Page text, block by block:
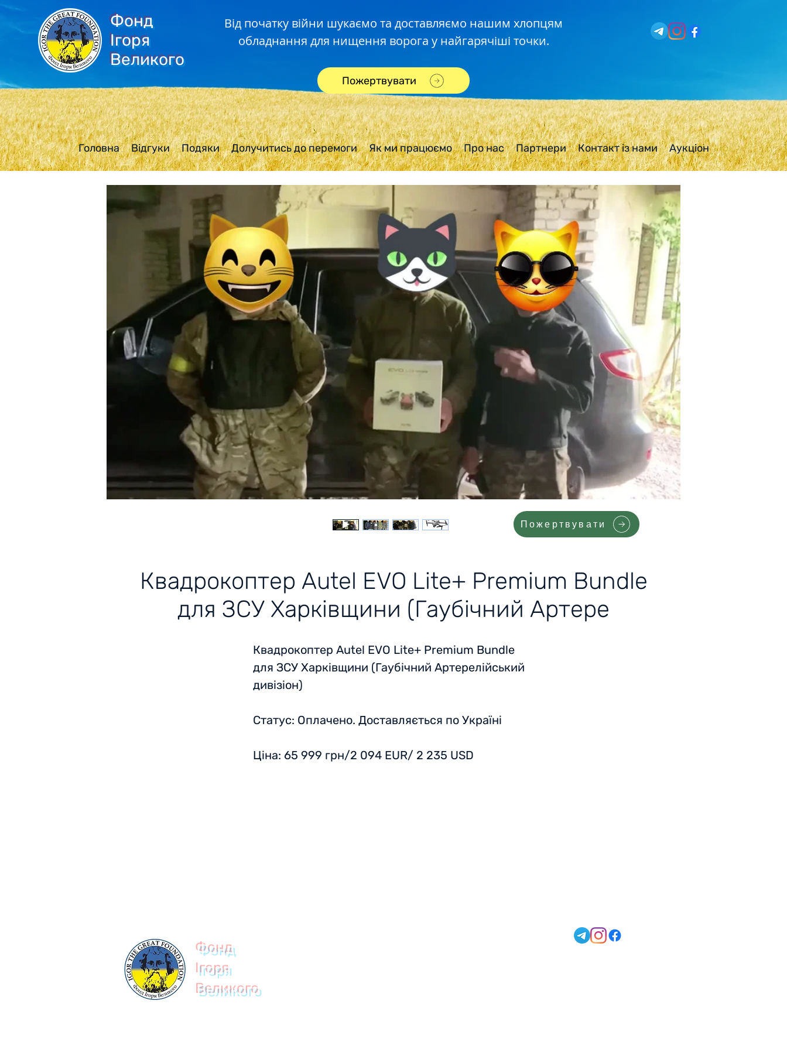
Фонд
Ігоря
Великого
Від початку війни шукаємо та доставляємо нашим хлопцям
обладнання для нищення ворога у найгарячіші точки.
Пожертвувати
Головна Відгуки Подяки Долучитись до перемоги Як ми працюємо Про нас Партнери Контакт із нами Аукціон
Квадрокоптер Autel EVO Lite+ Premium Bundle
для ЗСУ Харківщини (Гаубічний Артере
Квадрокоптер Autel EVO Lite+ Premium Bundle
для ЗСУ Харківщини (Гаубічний Артерелійський
дивізіон)
Статус: Оплачено. Доставляється по Україні
Ціна: 65 999 грн/2 094 EUR/ 2 235 USD
Пожертвувати
Фонд
Ігоря
Великого